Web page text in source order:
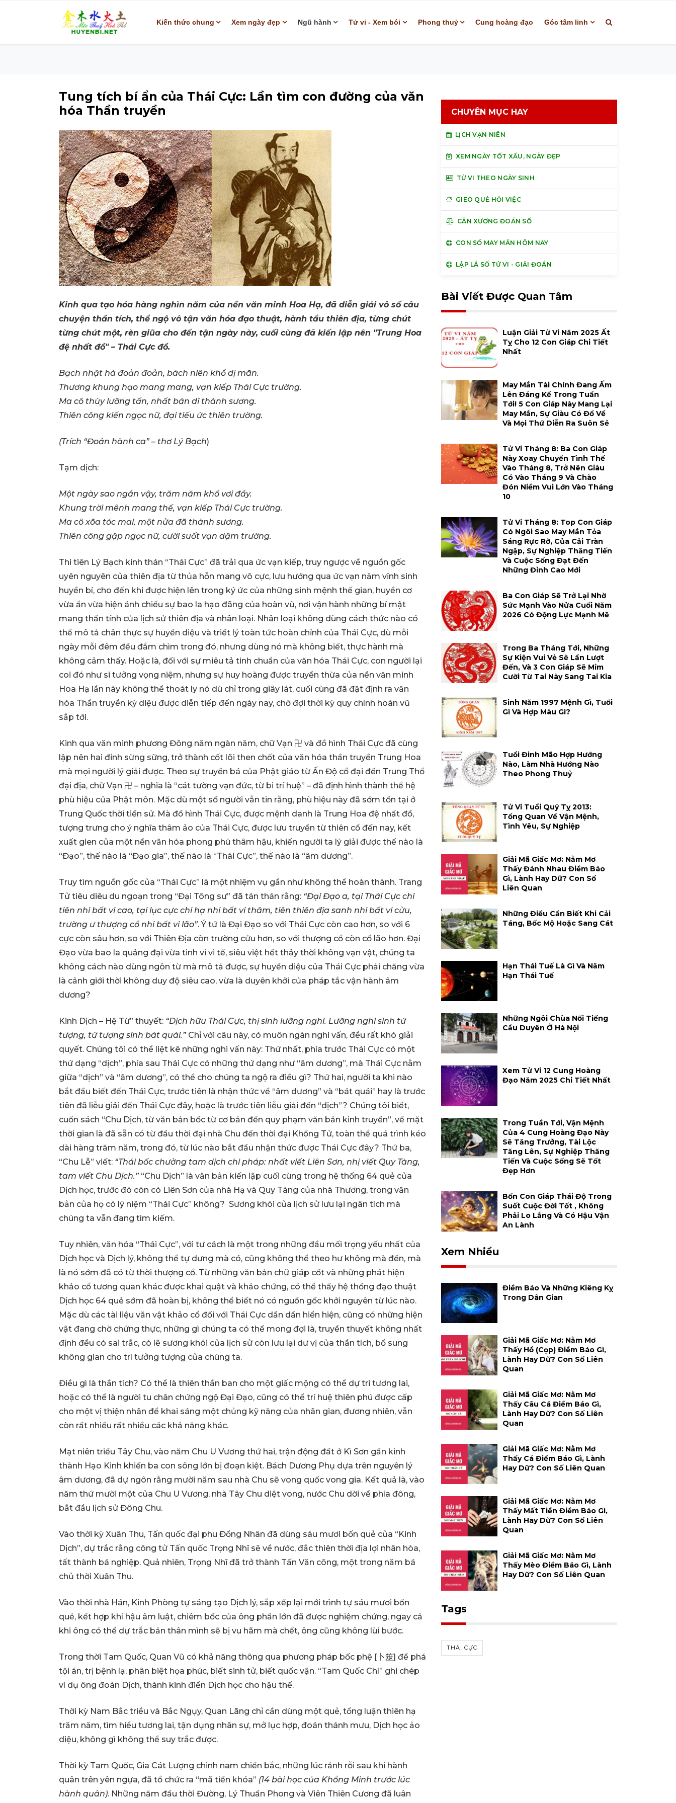
Kiến thức chung Xem ngày đẹp Ngũ hành Tử vi - Xem bói Phong thuỷ Cung hoàng đạo Góc tâm linh
Tung tích bí ẩn của Thái Cực: Lần tìm con đường của văn
hóa Thần truyền
Kinh qua tạo hóa hàng nghìn năm của nền văn minh Hoa Hạ, đã diễn giải vô số câu
chuyện thần tích, thể ngộ vô tận văn hóa đạo thuật, hành tẩu thiên địa, từng chút
từng chút một, rèn giũa cho đến tận ngày này, cuối cùng đã kiến lập nên "Trung Hoa
đệ nhất đồ" – Thái Cực đồ.
Bạch nhật hà đoản đoản, bách niên khổ dị mãn.
Thương khung hạo mang mang, vạn kiếp Thái Cực trường.
Ma cô thùy lưỡng tấn, nhất bán dĩ thành sương.
Thiên công kiến ngọc nữ, đại tiếu ức thiên trường.
(Trích “Đoản hành ca” – thơ Lý Bạch)
Tạm dịch:
Một ngày sao ngắn vậy, trăm năm khổ vơi đầy.
Khung trời mênh mang thế, vạn kiếp Thái Cực trường.
Ma cô xõa tóc mai, một nửa đã thành sương.
Thiên công gặp ngọc nữ, cười suốt vạn dặm trường.
Thi tiên Lý Bạch kinh thán “Thái Cực” đã trải qua ức vạn kiếp, truy ngược về nguồn gốc
uyên nguyên của thiên địa từ thủa hỗn mang vô cực, lưu hướng qua ức vạn năm vĩnh sinh
huyền bí, cho đến khi được hiện lên trong ký ức của những sinh mệnh thế gian, huyền cơ
vừa ẩn vừa hiện ánh chiếu sự bao la hạo đãng của hoàn vũ, nơi vận hành những bí mật
mang thần tính của lịch sử thiên địa và nhân loại. Nhân loại không dùng cách thức nào có
thể mô tả chân thực sự huyền diệu và triết lý toàn tức hoàn chỉnh của Thái Cực, dù mỗi
ngày mỗi đêm đều đắm chìm trong đó, nhưng dùng nó mà không biết, thực hành mà
không cảm thấy. Hoặc là, đối với sự miêu tả tinh chuẩn của văn hóa Thái Cực, con người lại
coi đó như si tưởng vọng niệm, nhưng sự huy hoàng được truyền thừa của nền văn minh
Hoa Hạ lần này không thể thoát ly nó dù chỉ trong giây lát, cuối cùng đã đặt định ra văn
hóa Thần truyền kỳ diệu được diễn tiếp đến ngày nay, chờ đợi thời kỳ quy chính hoàn vũ
sắp tới.
Kinh qua văn minh phương Đông năm ngàn năm, chữ Vạn 卍 và đồ hình Thái Cực đã cùng
lập nên hai đỉnh sừng sững, trở thành cốt lõi then chốt của văn hóa thần truyền Trung Hoa
mà mọi người lý giải được. Theo sự truyền bá của Phật giáo từ Ấn Độ cổ đại đến Trung Thổ
đại địa, chữ Vạn 卍 – nghĩa là “cát tường vạn đức, từ bi trí huệ” – đã định hình thành thể hệ
phù hiệu của Phật môn. Mặc dù một số người vẫn tin rằng, phù hiệu này đã sớm tồn tại ở
Trung Quốc thời tiền sử. Mà đồ hình Thái Cực, được mệnh danh là Trung Hoa đệ nhất đồ,
tượng trưng cho ý nghĩa thâm ảo của Thái Cực, được lưu truyền từ thiên cổ đến nay, kết
xuất gien của một nền văn hóa phong phú thâm hậu, khiến người ta lý giải được thế nào là
“Đạo”, thế nào là “Đạo gia”, thế nào là “Thái Cực”, thế nào là “âm dương”.
Truy tìm nguồn gốc của “Thái Cực” là một nhiệm vụ gần như không thể hoàn thành. Trang
Tử tiêu diêu du ngoạn trong “Đại Tông sư” đã tán thán rằng: “Đại Đạo a, tại Thái Cực chi
tiên nhi bất vi cao, tại lục cực chi hạ nhi bất vi thâm, tiên thiên địa sanh nhi bất vi cửu,
trường ư thượng cổ nhi bất vi lão”. Ý tứ là Đại Đạo so với Thái Cực còn cao hơn, so với 6
cực còn sâu hơn, so với Thiên Địa còn trường cửu hơn, so với thượng cổ còn cổ lão hơn. Đại
Đạo vừa bao la quảng đại vừa tinh vi vi tế, siêu việt hết thảy thời không vạn vật, chúng ta
không cách nào dùng ngôn từ mà mô tả được, sự huyền diệu của Thái Cực phải chăng vừa
là cảnh giới thời không duy độ siêu cao, vừa là duyên khởi của pháp tắc vận hành âm
dương?
Kinh Dịch – Hệ Từ” thuyết: “Dịch hữu Thái Cực, thị sinh lưỡng nghi. Lưỡng nghi sinh tứ
tượng, tứ tượng sinh bát quái.”Chỉ với câu này, có muôn ngàn nghi vấn, đều rất khó giải
quyết. Chúng tôi có thể liệt kê những nghi vấn này: Thứ nhất, phía trước Thái Cực có một
thứ dạng “dịch”, phía sau Thái Cực có những thứ dạng như “âm dương”, mà Thái Cực nằm
giữa “dịch” và “âm dương”, có thể cho chúng ta ngộ ra điều gì? Thứ hai, người ta khi nào
bắt đầu biết đến Thái Cực, trước tiên là nhận thức về “âm dương” và “bát quái” hay là trước
tiên đã liễu giải đến Thái Cực đây, hoặc là trước tiên liễu giải đến “dịch”? Chúng tôi biết,
cuốn sách “Chu Dịch, từ văn bản bốc từ cơ bản đến quy phạm văn bản kinh truyền”, về mặt
thời gian là đã sẵn có từ đầu thời đại nhà Chu đến thời đại Khổng Tử, toàn thể quá trình kéo
dài hàng trăm năm, trong đó, từ lúc nào bắt đầu nhận thức được Thái Cực đây? Thứ ba,
“Chu Lễ” viết: “Thái bốc chưởng tam dịch chi pháp: nhất viết Liên Sơn, nhị viết Quy Tàng,
tam viết Chu Dịch.”“Chu Dịch” là văn bản kiến lập cuối cùng trong hệ thống 64 quẻ của
Dịch học, trước đó còn có Liên Sơn của nhà Hạ và Quy Tàng của nhà Thương, trong văn
bản của họ có lý niệm “Thái Cực” không? Sương khói của lịch sử lưu lại ngân tích mà
chúng ta vẫn đang tìm kiếm.
Tuy nhiên, văn hóa “Thái Cực”, với tư cách là một trong những đầu mối trọng yếu nhất của
Dịch học và Dịch lý, không thể tự dưng mà có, cũng không thể theo hư không mà đến, mà
là nó sớm đã có từ thời thượng cổ. Từ những văn bản chữ giáp cốt và những phát hiện
khảo cổ tương quan khác được khai quật và khảo chứng, có thể thấy hệ thống đạo thuật
Dịch học 64 quẻ sớm đã hoàn bị, không thể biết nó có nguồn gốc khởi nguyên từ lúc nào.
Mặc dù các tài liệu văn vật khảo cổ đối với Thái Cực dần dần hiển hiện, cũng có những hiện
vật đang chờ chứng thực, những gì chúng ta có thể mong đợi là, truyền thuyết không nhất
định đều có sai trắc, có lẽ sương khói của lịch sử còn lưu lại dư vị của thần tích, bổ sung
không gian cho trí tưởng tượng của chúng ta.
Điều gì là thần tích? Có thể là thiên thần ban cho một giấc mộng có thể dự tri tương lai,
hoặc có thể là người tu chân chứng ngộ Đại Đạo, cũng có thể trí huệ thiên phú được cấp
cho một vị thiện nhân để khai sáng một chủng kỹ năng của nhân gian, đương nhiên, vẫn
còn rất nhiều rất nhiều các khả năng khác.
Mạt niên triều Tây Chu, vào năm Chu U Vương thứ hai, trận động đất ở Kì Sơn gần kinh
thành Hạo Kinh khiến ba con sông lớn bị đoạn kiệt. Bách Dương Phụ dựa trên nguyên lý
âm dương, đã dự ngôn rằng mười năm sau nhà Chu sẽ vong quốc vong gia. Kết quả là, vào
năm thứ mười một của Chu U Vương, nhà Tây Chu diệt vong, nước Chu dời về phía đông,
bắt đầu lịch sử Đông Chu.
Vào thời kỳ Xuân Thu, Tấn quốc đại phu Đổng Nhân đã dùng sáu mươi bốn quẻ của “Kinh
Dịch”, dự trắc rằng công tử Tấn quốc Trọng Nhĩ sẽ về nước, đắc thiên thời địa lợi nhân hòa,
tất thành bá nghiệp. Quả nhiên, Trọng Nhĩ đã trở thành Tấn Văn công, một trong năm bá
chủ thời Xuân Thu.
Vào thời nhà Hán, Kinh Phòng tự sáng tạo Dịch lý, sắp xếp lại mới trình tự sáu mươi bốn
quẻ, kết hợp khí hậu âm luật, chiêm bốc của ông phần lớn đã được nghiệm chứng, ngay cả
khi ông có thể dự trắc bản thân mình sẽ bị vu hãm mà chết, ông cũng không lùi bước.
Trong thời Tam Quốc, Quan Vũ có khả năng thông qua phương pháp bốc phệ [卜筮] để phá
tội án, trị bệnh lạ, phân biệt họa phúc, biết sinh tử, biết quốc vận. “Tam Quốc Chí” ghi chép
ví dụ ông đoán Dịch, thành kinh điển Dịch học cho hậu thế.
Thời kỳ Nam Bắc triều và Bắc Ngụy, Quan Lãng chỉ cần dùng một quẻ, tổng luận thiên hạ
trăm năm, tìm hiểu tương lai, tận dụng nhân sự, mở lục hợp, đoán thánh mưu, Dịch học ảo
diệu, không gì không thể suy trắc được.
Thời kỳ Tam Quốc, Gia Cát Lượng chinh nam chiến bắc, những lúc rảnh rỗi sau khi hành
quân trên yên ngựa, đã tổ chức ra “mã tiền khóa” (14 bài học của Khổng Minh trước lúc
hành quân). Những năm đầu thời Đường, Lý Thuần Phong và Viên Thiên Cương đã luân
CHUYÊN MỤC HAY
LỊCH VẠN NIÊN
XEM NGÀY TỐT XẤU, NGÀY ĐẸP
TỬ VI THEO NGÀY SINH
GIEO QUẺ HỎI VIỆC
CÂN XƯƠNG ĐOÁN SỐ
CON SỐ MAY MẮN HÔM NAY
LẬP LÁ SỐ TỬ VI - GIẢI ĐOÁN
Bài Viết Được Quan Tâm
Luận Giải Tử Vi Năm 2025 Ất
Tỵ Cho 12 Con Giáp Chi Tiết
Nhất
May Mắn Tài Chính Đang Ấm
Lên Đáng Kể Trong Tuần
Tới! 5 Con Giáp Này Mang Lại
May Mắn, Sự Giàu Có Đổ Về
Và Mọi Thứ Diễn Ra Suôn Sẻ
Tử Vi Tháng 8: Ba Con Giáp
Này Xoay Chuyển Tình Thế
Vào Tháng 8, Trở Nên Giàu
Có Vào Tháng 9 Và Chào
Đón Niềm Vui Lớn Vào Tháng
10
Tử Vi Tháng 8: Top Con Giáp
Có Ngôi Sao May Mắn Tỏa
Sáng Rực Rỡ, Của Cải Tràn
Ngập, Sự Nghiệp Thăng Tiến
Và Cuộc Sống Đạt Đến
Những Đỉnh Cao Mới
Ba Con Giáp Sẽ Trở Lại Nhờ
Sức Mạnh Vào Nửa Cuối Năm
2026 Có Động Lực Mạnh Mẽ
Trong Ba Tháng Tới, Những
Sự Kiện Vui Vẻ Sẽ Lần Lượt
Đến, Và 3 Con Giáp Sẽ Mỉm
Cười Từ Tai Này Sang Tai Kia
Sinh Năm 1997 Mệnh Gì, Tuổi
Gì Và Hợp Màu Gì?
Tuổi Đinh Mão Hợp Hướng
Nào, Làm Nhà Hướng Nào
Theo Phong Thuỷ
Tử Vi Tuổi Quý Tỵ 2013:
Tổng Quan Về Vận Mệnh,
Tình Yêu, Sự Nghiệp
Giải Mã Giấc Mơ: Nằm Mơ
Thấy Đánh Nhau Điềm Báo
Gì, Lành Hay Dữ? Con Số
Liên Quan
Những Điều Cần Biết Khi Cải
Táng, Bốc Mộ Hoặc Sang Cát
Hạn Thái Tuế Là Gì Và Năm
Hạn Thái Tuế
Những Ngôi Chùa Nổi Tiếng
Cầu Duyên Ở Hà Nội
Xem Tử Vi 12 Cung Hoàng
Đạo Năm 2025 Chi Tiết Nhất
Trong Tuần Tới, Vận Mệnh
Của 4 Cung Hoàng Đạo Này
Sẽ Tăng Trưởng, Tài Lộc
Tăng Lên, Sự Nghiệp Thăng
Tiến Và Cuộc Sống Sẽ Tốt
Đẹp Hơn
Bốn Con Giáp Thái Độ Trong
Suốt Cuộc Đời Tốt , Không
Phải Lo Lắng Và Có Hậu Vận
An Lành
Xem Nhiều
Điềm Báo Và Những Kiêng Kỵ
Trong Dân Gian
Giải Mã Giấc Mơ: Nằm Mơ
Thấy Hổ (cọp) Điềm Báo Gì,
Lành Hay Dữ? Con Số Liên
Quan
Giải Mã Giấc Mơ: Nằm Mơ
Thấy Câu Cá Điềm Báo Gì,
Lành Hay Dữ? Con Số Liên
Quan
Giải Mã Giấc Mơ: Nằm Mơ
Thấy Cá Điềm Báo Gì, Lành
Hay Dữ? Con Số Liên Quan
Giải Mã Giấc Mơ: Nằm Mơ
Thấy Mất Tiền Điềm Báo Gì,
Lành Hay Dữ? Con Số Liên
Quan
Giải Mã Giấc Mơ: Nằm Mơ
Thấy Mèo Điềm Báo Gì, Lành
Hay Dữ? Con Số Liên Quan
Tags
THÁI CỰC